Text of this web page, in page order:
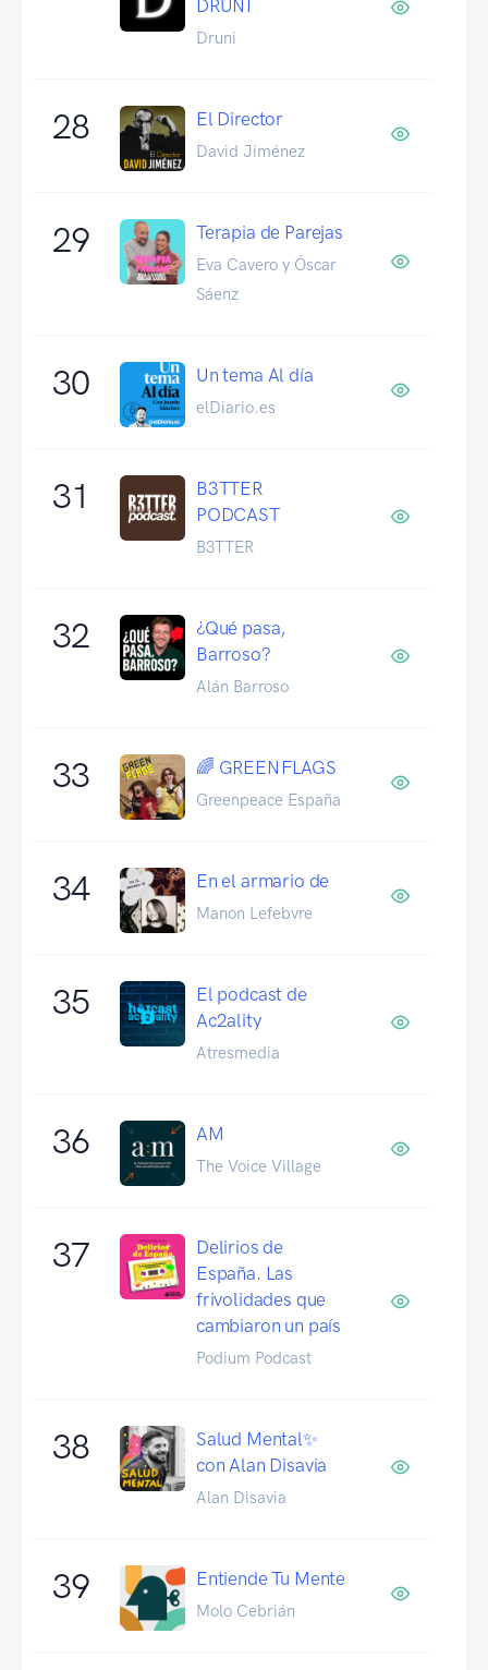
DRUNI
Druni
28 El Director
David Jiménez
29 Terapia de Parejas
Eva Cavero y Óscar
Sáenz
30 Un tema Al día
elDiario.es
31
B3TTER
PODCAST
B3TTER
32
¿Qué pasa,
Barroso?
Alán Barroso
33 🌈 GREENFLAGS
Greenpeace España
34 En el armario de
Manon Lefebvre
35
El podcast de
Ac2ality
Atresmedia
36 AM
The Voice Village
37
Delirios de
España. Las
frivolidades que
cambiaron un país
Podium Podcast
38
Salud Mental✨
con Alan Disavia
Alan Disavia
39 Entiende Tu Mente
Molo Cebrián